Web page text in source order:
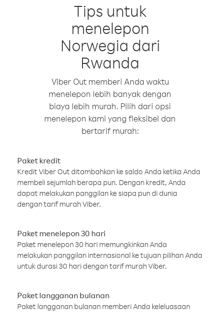
Tips untuk
menelepon
Norwegia dari
Rwanda
Viber Out memberi Anda waktu
menelepon lebih banyak dengan
biaya lebih murah. Pilih dari opsi
menelepon kami yang fleksibel dan
bertarif murah:
Paket kredit
Kredit Viber Out ditambahkan ke saldo Anda ketika Anda
membeli sejumlah berapa pun. Dengan kredit, Anda
dapat melakukan panggilan ke siapa pun di dunia
dengan tarif murah Viber.
Paket menelepon 30 hari
Paket menelepon 30 hari memungkinkan Anda
melakukan panggilan internasional ke tujuan pilihan Anda
untuk durasi 30 hari dengan tarif murah Viber.
Paket langganan bulanan
Paket langganan bulanan memberi Anda keleluasaan